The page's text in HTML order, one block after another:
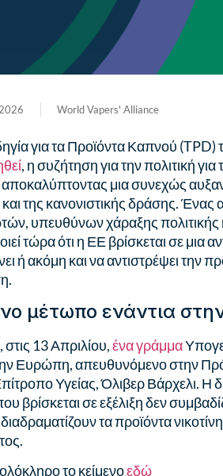
World Vapers' Alliance
για τα Προϊόντα Καπνού
, η συζήτηση για την πολιτική
μια συνεχώς
και της κανονιστικής δράσης.
υπευθύνων χάραξης
τώρα ότι η ΕΕ βρίσκεται σε μια
ή ακόμη και να αντιστρέψει
μέτωπο ενάντια
13 Απριλίου,ένα γράμμα
Ευρώπη, απευθυνόμενο στην
Υγείας, Όλιβερ Βάρχελι.
βρίσκεται σε εξέλιξη δεν
τα προϊόντα
το κείμενοεδώ